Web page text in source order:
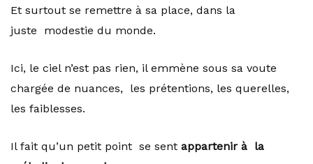
Et surtout se remettre à sa place, dans la
juste modestie du monde.
Ici, le ciel n’est pas rien, il emmène sous sa voute
chargée de nuances, les prétentions, les querelles,
les faiblesses.
Il fait qu’un petit point se sent appartenir à la